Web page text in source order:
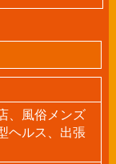
、風俗メンズ
ヘルス、出張